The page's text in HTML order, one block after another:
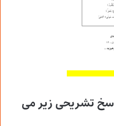
تشریحی زیر می